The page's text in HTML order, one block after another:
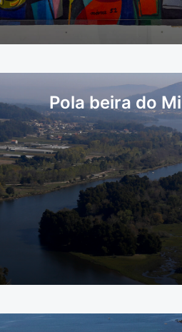
Pola beira do